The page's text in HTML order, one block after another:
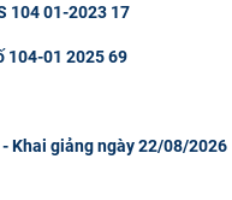
104 01-2023 17
104-01 2025 69
Khai giảng ngày 22/08/2026